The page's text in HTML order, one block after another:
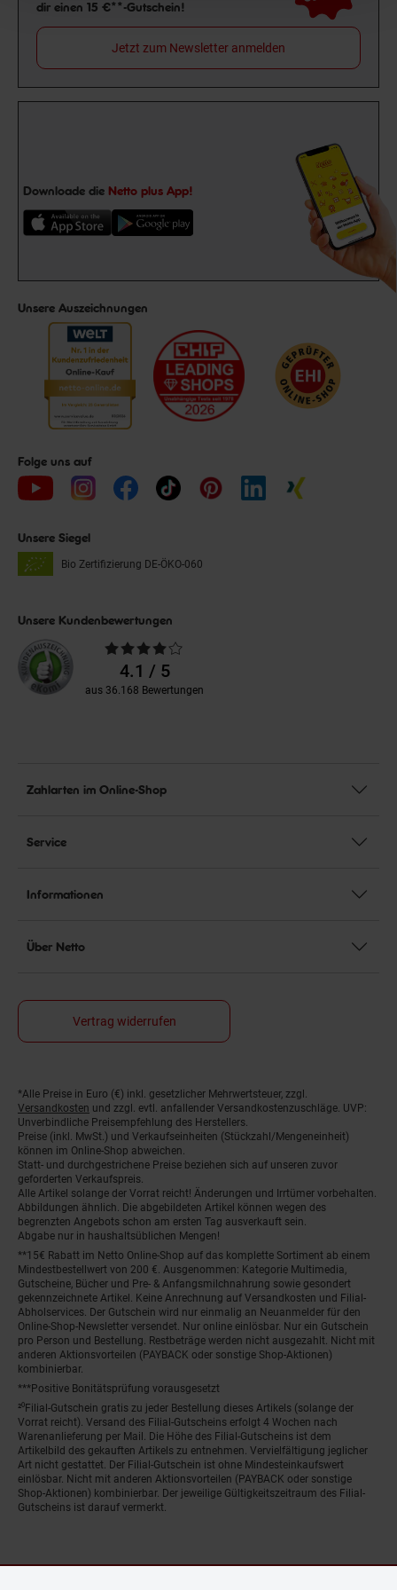
dir einen 15 €**-Gutschein!
Jetzt zum Newsletter anmelden
Downloade die Netto plus App!
Unsere Auszeichnungen
Folge uns auf
Unsere Siegel
Bio Zertifizierung DE-ÖKO-060
Unsere Kundenbewertungen
Durchschnittliche
Bewertungen4.1 / 5
aus 36.168 Bewertungen
Zahlarten im Online-Shop
Service
Informationen
Über Netto
Vertrag widerrufen
Fußnoten
*Alle Preise in Euro (€) inkl. gesetzlicher Mehrwertsteuer, zzgl.
Versandkosten und zzgl. evtl. anfallender Versandkostenzuschläge. UVP:
Unverbindliche Preisempfehlung des Herstellers.
Preise (inkl. MwSt.) und Verkaufseinheiten (Stückzahl/Mengeneinheit)
können im Online-Shop abweichen.
Statt- und durchgestrichene Preise beziehen sich auf unseren zuvor
geforderten Verkaufspreis.
Alle Artikel solange der Vorrat reicht! Änderungen und Irrtümer vorbehalten.
Abbildungen ähnlich. Die abgebildeten Artikel können wegen des
begrenzten Angebots schon am ersten Tag ausverkauft sein.
Abgabe nur in haushaltsüblichen Mengen!
**15€ Rabatt im Netto Online-Shop auf das komplette Sortiment ab einem
Mindestbestellwert von 200 €. Ausgenommen: Kategorie Multimedia,
Gutscheine, Bücher und Pre- & Anfangsmilchnahrung sowie gesondert
gekennzeichnete Artikel. Keine Anrechnung auf Versandkosten und Filial-
Abholservices. Der Gutschein wird nur einmalig an Neuanmelder für den
Online-Shop-Newsletter versendet. Nur online einlösbar. Nur ein Gutschein
pro Person und Bestellung. Restbeträge werden nicht ausgezahlt. Nicht mit
anderen Aktionsvorteilen (PAYBACK oder sonstige Shop-Aktionen)
kombinierbar.
***Positive Bonitätsprüfung vorausgesetzt
²⁰Filial-Gutschein gratis zu jeder Bestellung dieses Artikels (solange der
Vorrat reicht). Versand des Filial-Gutscheins erfolgt 4 Wochen nach
Warenanlieferung per Mail. Die Höhe des Filial-Gutscheins ist dem
Artikelbild des gekauften Artikels zu entnehmen. Vervielfältigung jeglicher
Art nicht gestattet. Der Filial-Gutschein ist ohne Mindesteinkaufswert
einlösbar. Nicht mit anderen Aktionsvorteilen (PAYBACK oder sonstige
Shop-Aktionen) kombinierbar. Der jeweilige Gültigkeitszeitraum des Filial-
Gutscheins ist darauf vermerkt.